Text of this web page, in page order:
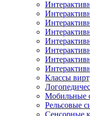
Классы
Мобильные
Рельсовые
Сенсорные